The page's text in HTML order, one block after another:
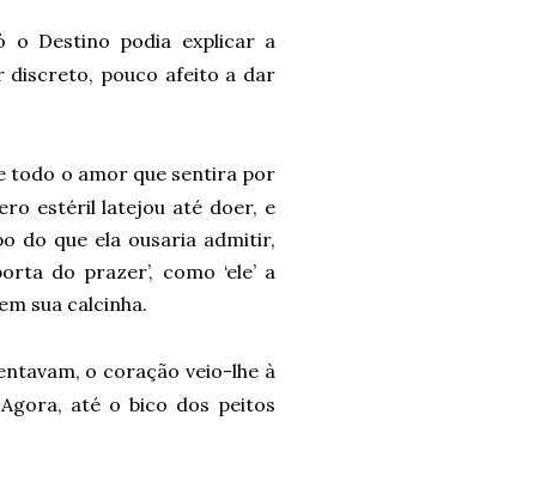
o Destino podia explicar a
discreto, pouco afeito a dar
todo o amor que sentira por
estéril latejou até doer, e
do que ela ousaria admitir,
do prazer’, como ‘ele’ a
sua calcinha.
o coração veio-lhe à
até o bico dos peitos